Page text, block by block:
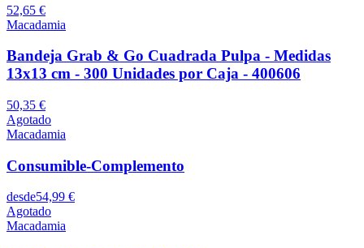
52,65 €
Macadamia
Bandeja Grab & Go Cuadrada Pulpa - Medidas
13x13 cm - 300 Unidades por Caja - 400606
50,35 €
Agotado
Macadamia
Consumible-Complemento
desde54,99 €
Agotado
Macadamia